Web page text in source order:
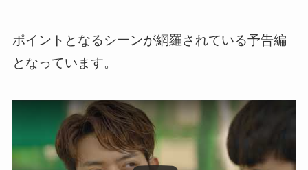
ポイントとなるシーンが網羅されている予告編
となっています。
この動画を YouTube で視聴